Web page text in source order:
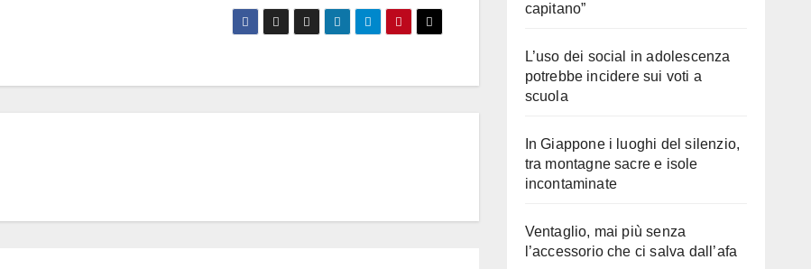
capitano”
L’uso dei social in adolescenza
potrebbe incidere sui voti a
scuola
In Giappone i luoghi del silenzio,
tra montagne sacre e isole
incontaminate
Ventaglio, mai più senza
l’accessorio che ci salva dall’afa